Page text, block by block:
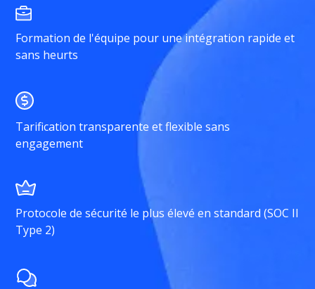
Formation de l'équipe pour une intégration rapide et
sans heurts
Tarification transparente et flexible sans
engagement
Protocole de sécurité le plus élevé en standard (SOC II
Type 2)